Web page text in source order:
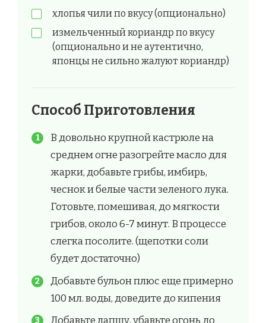
хлопья чили по вкусу (опционально)
измельченный кориандр по вкусу
(опционально и не аутентично,
японцы не сильно жалуют кориандр)
Способ Приготовления
В довольно крупной кастрюле на
среднем огне разогрейте масло для
жарки, добавьте грибы, имбирь,
чеснок и белые части зеленого лука.
Готовьте, помешивая, до мягкости
грибов, около 6-7 минут. В процессе
слегка посолите. (щепотки соли
будет достаточно)
Добавьте бульон плюс еще примерно
100 мл. воды, доведите до кипения
Добавьте лапшу, убавьте огонь до